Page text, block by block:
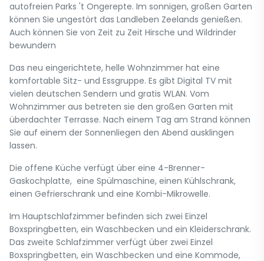
autofreien Parks 't Ongerepte. Im sonnigen, großen Garten
können Sie ungestört das Landleben Zeelands genießen.
Auch können Sie von Zeit zu Zeit Hirsche und Wildrinder
bewundern
Das neu eingerichtete, helle Wohnzimmer hat eine
komfortable Sitz- und Essgruppe. Es gibt Digital TV mit
vielen deutschen Sendern und gratis WLAN. Vom
Wohnzimmer aus betreten sie den großen Garten mit
überdachter Terrasse. Nach einem Tag am Strand können
Sie auf einem der Sonnenliegen den Abend ausklingen
lassen.
Die offene Küche verfügt über eine 4-Brenner-
Gaskochplatte, eine Spülmaschine, einen Kühlschrank,
einen Gefrierschrank und eine Kombi-Mikrowelle.
Im Hauptschlafzimmer befinden sich zwei Einzel
Boxspringbetten, ein Waschbecken und ein Kleiderschrank.
Das zweite Schlafzimmer verfügt über zwei Einzel
Boxspringbetten, ein Waschbecken und eine Kommode,